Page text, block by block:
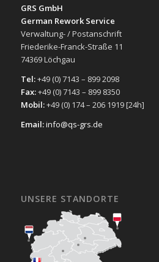
GRS GmbH
German Rework Service
Verwaltung- / Postanschrift
Friederike-Franck-Straße 11
74369 Löchgau
Tel:+49 (0) 7143 – 899 2098
Fax:+49 (0) 7143 – 899 8350
Mobil:+49 (0) 174 – 206 1919 [24h]
Email:info@qs-grs.de
UNSERE STANDORTE